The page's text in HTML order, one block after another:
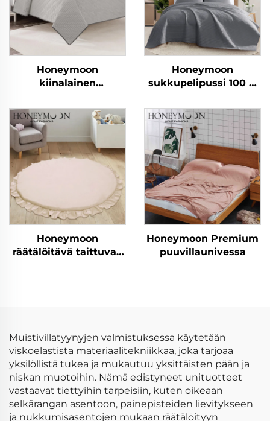
Honeymoon
kiinalainen
kevätsiilto peitevillas
Honeymoon
sukkupelipussi 100 %
mikrokuituvilla
peitevillas
Honeymoon
räätälöitävä taittuvan
Honeymoon Premium
puuvillaunivessa
Muistivillatyynyjen valmistuksessa käytetään
viskoelastista materiaalitekniikkaa, joka tarjoaa
yksilöllistä tukea ja mukautuu yksittäisten pään ja
niskan muotoihin. Nämä edistyneet unituotteet
vastaavat tiettyihin tarpeisiin, kuten oikeaan
selkärangan asentoon, painepisteiden lievitykseen
ja nukkumisasentojen mukaan räätälöityyn